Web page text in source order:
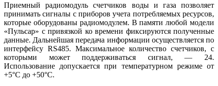
Приемный радиомодуль счетчиков воды и газа позволяет
принимать сигналы с приборов учета потребляемых ресурсов,
которые оборудованы радиомодулем. В памяти любой модели
«Пульсар» с привязкой ко времени фиксируются полученные
данные. Дальнейшая передача информации осуществляется по
интерфейсу RS485. Максимальное количество счетчиков, с
которыми может поддерживаться сигнал, — 24.
Использование допускается при температурном режиме от
+5°С до +50°С.